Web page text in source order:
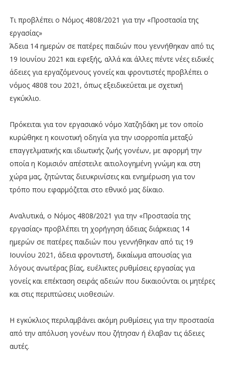
Τι προβλέπει ο Νόμος 4808/2021 για την «Προστασία της
εργασίας»
Άδεια 14 ημερών σε πατέρες παιδιών που γεννήθηκαν από τις
19 Ιουνίου 2021 και εφεξής, αλλά και άλλες πέντε νέες ειδικές
άδειες για εργαζόμενους γονείς και φροντιστές προβλέπει ο
νόμος 4808 του 2021, όπως εξειδικεύεται με σχετική
εγκύκλιο.
Πρόκειται για τον εργασιακό νόμο Χατζηδάκη με τον οποίο
κυρώθηκε η κοινοτική οδηγία για την ισορροπία μεταξύ
επαγγελματικής και ιδιωτικής ζωής γονέων, με αφορμή την
οποία η Κομισιόν απέστειλε αιτιολογημένη γνώμη και στη
χώρα μας, ζητώντας διευκρινίσεις και ενημέρωση για τον
τρόπο που εφαρμόζεται στο εθνικό μας δίκαιο.
Αναλυτικά, ο Νόμος 4808/2021 για την «Προστασία της
εργασίας» προβλέπει τη χορήγηση άδειας διάρκειας 14
ημερών σε πατέρες παιδιών που γεννήθηκαν από τις 19
Ιουνίου 2021, άδεια φροντιστή, δικαίωμα απουσίας για
λόγους ανωτέρας βίας, ευέλικτες ρυθμίσεις εργασίας για
γονείς και επέκταση σειράς αδειών που δικαιούνται οι μητέρες
και στις περιπτώσεις υιοθεσιών.
Η εγκύκλιος περιλαμβάνει ακόμη ρυθμίσεις για την προστασία
από την απόλυση γονέων που ζήτησαν ή έλαβαν τις άδειες
αυτές.